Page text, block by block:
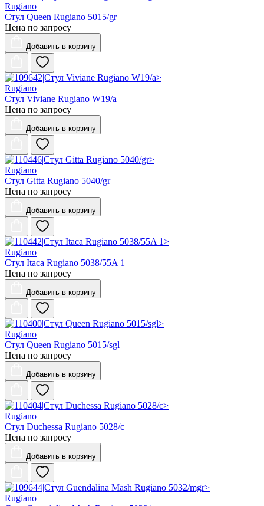
Rugiano
Стул Queen Rugiano 5015/gr
Цена по запросу
Добавить в корзину
Rugiano
Стул Viviane Rugiano W19/a
Цена по запросу
Добавить в корзину
Rugiano
Стул Gitta Rugiano 5040/gr
Цена по запросу
Добавить в корзину
Rugiano
Стул Itaca Rugiano 5038/55A 1
Цена по запросу
Добавить в корзину
Rugiano
Стул Queen Rugiano 5015/sgl
Цена по запросу
Добавить в корзину
Rugiano
Стул Duchessa Rugiano 5028/c
Цена по запросу
Добавить в корзину
Rugiano